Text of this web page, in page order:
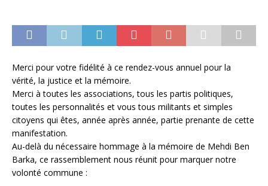
Merci pour votre fidélité à ce rendez-vous annuel pour la
vérité, la justice et la mémoire.
Merci à toutes les associations, tous les partis politiques,
toutes les personnalités et vous tous militants et simples
citoyens qui êtes, année après année, partie prenante de cette
manifestation.
Au-delà du nécessaire hommage à la mémoire de Mehdi Ben
Barka, ce rassemblement nous réunit pour marquer notre
volonté commune :